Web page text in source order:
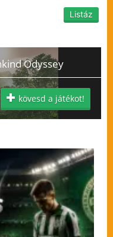
Odyssey
kövesd a játékot!